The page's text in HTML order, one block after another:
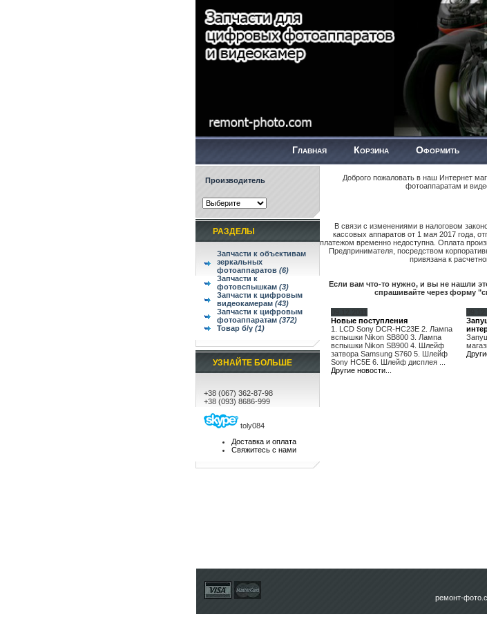
Главная Корзина Оформить
Производитель
РАЗДЕЛЫ
Запчасти к объективам
зеркальных
фотоаппаратов (6)
Запчасти к
фотовспышкам (3)
Запчасти к цифровым
видеокамерам (43)
Запчасти к цифровым
фотоаппаратам (372)
Товар б/у (1)
УЗНАЙТЕ БОЛЬШЕ
+38 (067) 362-87-98
+38 (093) 8686-999
toly084
Доставка и оплата
Свяжитесь с нами
Доброго пожаловать в наш Интернет
фотоаппаратам и
В связи с изменениями в налоговом
кассовых аппаратов от 1 мая 2017 года,
платежом временно недоступна. Оплата
Предпринимателя, посредством
привязана к
Если вам что-то нужно, и вы не нашли
спрашивайте через форму
Новые поступления
1. LCD Sony DCR-HC23E 2. Лампа
вспышки Nikon SB800 3. Лампа
вспышки Nikon SB900 4. Шлейф
затвора Samsung S760 5. Шлейф
Sony HC5E 6. Шлейф дисплея ...
Другие новости...
ремонт-